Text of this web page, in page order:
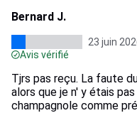
Bernard J.
23 juin
Avis vérifié
Tjrs pas reçu. La faute
alors que je n' y étais
champagnole comme